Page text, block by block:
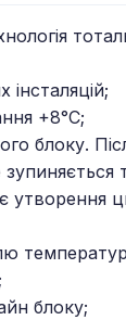
+8°C;
блоку.
блоку;